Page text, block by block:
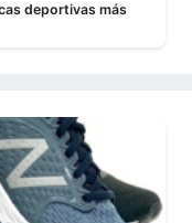
deportivas más